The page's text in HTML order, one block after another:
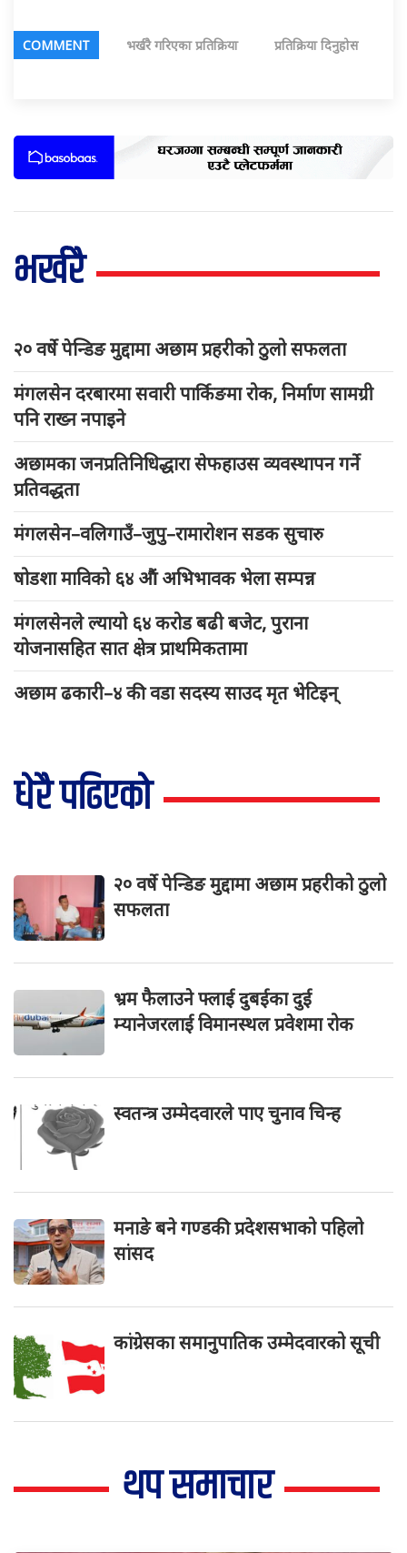
COMMENT भर्खरै गरिएका प्रतिक्रिया प्रतिक्रिया दिनुहोस
भर्खरै
२० वर्षे पेन्डिङ मुद्दामा अछाम प्रहरीको ठुलो सफलता
मंगलसेन दरबारमा सवारी पार्किङमा रोक, निर्माण सामग्री
पनि राख्न नपाइने
अछामका जनप्रतिनिधिद्धारा सेफहाउस व्यवस्थापन गर्ने
प्रतिवद्धता
मंगलसेन–वलिगाउँ–जुपु–रामारोशन सडक सुचारु
षोडशा माविको ६४ औं अभिभावक भेला सम्पन्न
मंगलसेनले ल्यायो ६४ करोड बढी बजेट, पुराना
योजनासहित सात क्षेत्र प्राथमिकतामा
अछाम ढकारी–४ की वडा सदस्य साउद मृत भेटिइन्
धेरै पढिएको
२० वर्षे पेन्डिङ मुद्दामा अछाम प्रहरीको ठुलो
सफलता
भ्रम फैलाउने फ्लाई दुबईका दुई
म्यानेजरलाई विमानस्थल प्रवेशमा रोक
स्वतन्त्र उम्मेदवारले पाए चुनाव चिन्ह
मनाङे बने गण्डकी प्रदेशसभाको पहिलो
सांसद
कांग्रेसका समानुपातिक उम्मेदवारको सूची
थप समाचार